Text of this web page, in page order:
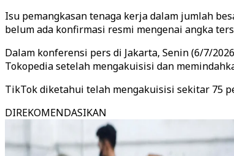
Isu pemangkasan tenaga kerja dalam jumlah
belum ada konfirmasi resmi mengenai angka
Dalam konferensi pers di Jakarta, Senin (6/7/
Tokopedia setelah mengakuisisi dan
TikTok diketahui telah mengakuisisi sekitar 75
DIREKOMENDASIKAN